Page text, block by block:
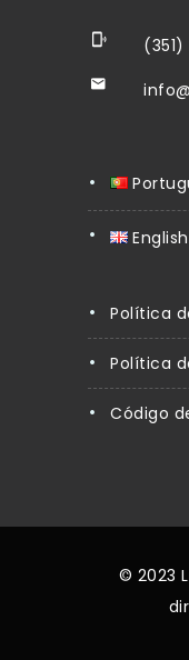
(351)
English
Política
Política
Código
© 2023